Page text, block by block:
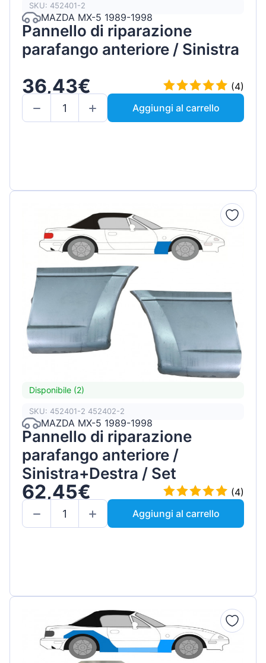
SKU: 452401-2
MAZDA MX-5 1989-1998
Pannello di riparazione
parafango anteriore / Sinistra
36,43€
(4)
Aggiungi al carrello
Disponibile (2)
SKU: 452401-2 452402-2
MAZDA MX-5 1989-1998
Pannello di riparazione
parafango anteriore /
Sinistra+Destra / Set
62,45€
(4)
Aggiungi al carrello